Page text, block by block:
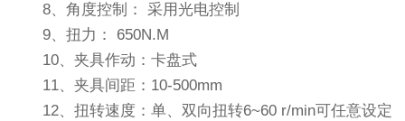
8、角度控制： 采用光电控制
9、扭力： 650N.M
10、夹具作动：卡盘式
11、夹具间距：10-500mm
12、扭转速度：单、双向扭转6~60 r/min可任意设定